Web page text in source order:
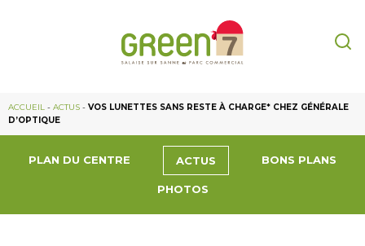
ACCUEIL - ACTUS - VOS LUNETTES SANS RESTE À CHARGE* CHEZ GÉNÉRALE
D’OPTIQUE
PLAN DU CENTRE ACTUS BONS PLANS
PHOTOS